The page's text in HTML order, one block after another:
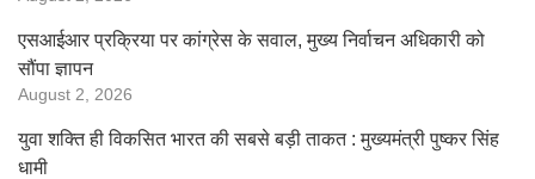
एसआईआर प्रक्रिया पर कांग्रेस के सवाल, मुख्य निर्वाचन अधिकारी को
सौंपा ज्ञापन
August 2, 2026
युवा शक्ति ही विकसित भारत की सबसे बड़ी ताकत : मुख्यमंत्री पुष्कर सिंह
धामी